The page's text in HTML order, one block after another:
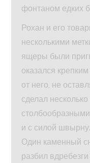
фонтаном едких
Рохан и его
несколькими
ящеры были
оказался
от него, не
сделал
и с силой
Один каменный
разбил